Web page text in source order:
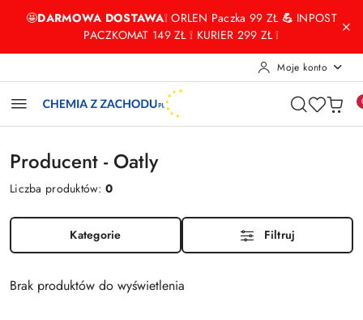
Przejdź do treści głównej
Przejdź do wyszukiwarki
Przejdź do moje konto
Przejdź do menu głównego
Przejdź do stopki
🤩DARMOWA DOSTAWA❕ ORLEN Paczka 99 ZŁ💪 INPOST
PACZKOMAT 149 ZŁ ❕ KURIER 299 ZŁ ❕
Moje konto
Producent - Oatly
Liczba produktów:0
Kategorie Filtruj
Brak produktów do wyświetlenia